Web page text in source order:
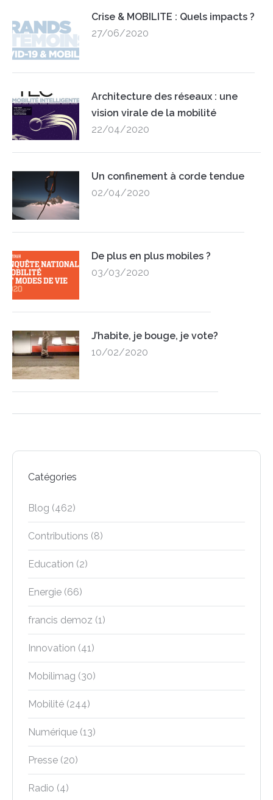
Crise & MOBILITE : Quels impacts ?
27/06/2020
Architecture des réseaux : une
vision virale de la mobilité
22/04/2020
Un confinement à corde tendue
02/04/2020
De plus en plus mobiles ?
03/03/2020
J’habite, je bouge, je vote?
10/02/2020
Catégories
Blog (462)
Contributions (8)
Education (2)
Energie (66)
francis demoz (1)
Innovation (41)
Mobilimag (30)
Mobilité (244)
Numérique (13)
Presse (20)
Radio (4)